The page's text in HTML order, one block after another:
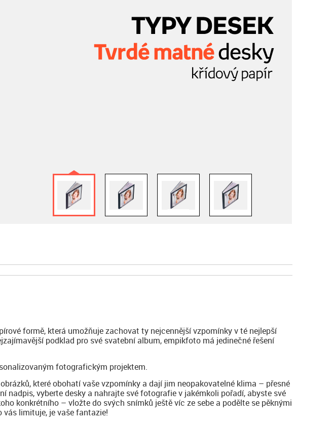
formě, která umožňuje zachovat ty nejcennější vzpomínky v té nejlepší
podklad pro své svatební album, empikfoto má jedinečné řešení
fotografickým projektem.
které obohatí vaše vzpomínky a dají jim neopakovatelné klima – přesné
vyberte desky a nahrajte své fotografie v jakémkoli pořadí, abyste své
konkrétního – vložte do svých snímků ještě víc ze sebe a podělte se pěknými
limituje, je vaše fantazie!